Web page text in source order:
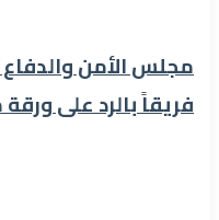
مجلس الأمن
فريقاً بالرد على